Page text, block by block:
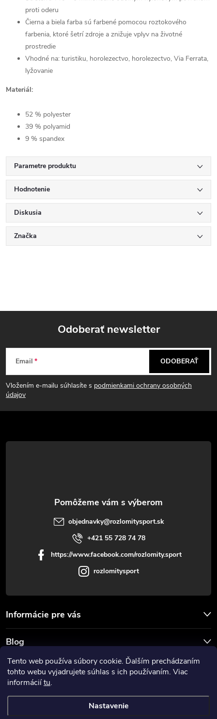
Tento web používa súbory cookie. Ďalším prechádzaním
tohto webu vyjadrujete súhlas s ich používaním. Viac
informáciítu.
Nastavenie
proti oderu
Čierna a biela farba sú farbené pomocou roztokového
farbenia, ktoré šetrí zdroje a znižuje vplyv na životné
prostredie
Vhodné na: turistiku, horolezectvo, horolezectvo, Via Ferrata,
lyžovanie
Materiál:
52 % polyester
39 % polyamid
9 % spandex
Parametre produktu
Hodnotenie
Diskusia
Značka
Z
á
p
t
Odoberať newsletter
Email
Vložením e-mailu súhlasíte s podmienkami ochrany osobných
údajov
ODOBERAŤ
objednavky@rozlomitysport.sk
+421 55 728 74 78
https://www.facebook.com/rozlomity.sport
rozlomitysport
Informácie pre vás
Blog
Prijímame online platby